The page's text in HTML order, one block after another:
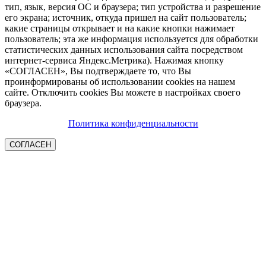
тип, язык, версия ОС и браузера; тип устройства и разрешение
его экрана; источник, откуда пришел на сайт пользователь;
какие страницы открывает и на какие кнопки нажимает
пользователь; эта же информация используется для обработки
статистических данных использования сайта посредством
интернет-сервиса Яндекс.Метрика). Нажимая кнопку
«СОГЛАСЕН», Вы подтверждаете то, что Вы
проинформированы об использовании cookies на нашем
сайте. Отключить cookies Вы можете в настройках своего
браузера.
Политика конфиденциальности
СОГЛАСЕН